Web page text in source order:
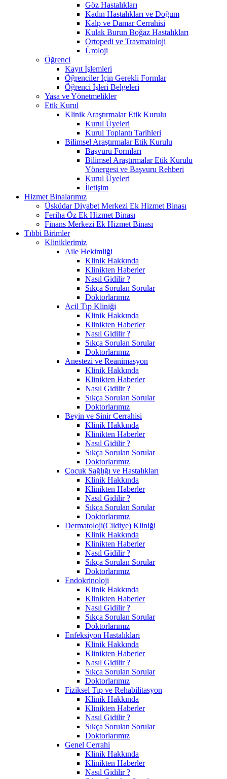
Göz Hastalıkları
Kadın Hastalıkları ve Doğum
Kalp ve Damar Cerrahisi
Kulak Burun Boğaz Hastalıkları
Ortopedi ve Travmatoloji
Üroloji
Öğrenci
Kayıt İşlemleri
Öğrenciler İçin Gerekli Formlar
Öğrenci İşleri Belgeleri
Yasa ve Yönetmelikler
Etik Kurul
Klinik Araştırmalar Etik Kurulu
Kurul Üyeleri
Kurul Toplantı Tarihleri
Bilimsel Araştırmalar Etik Kurulu
Başvuru Formları
Bilimsel Araştırmalar Etik Kurulu
Yönergesi ve Başvuru Rehberi
Kurul Üyeleri
İletişim
Hizmet Binalarımız
Üsküdar Diyabet Merkezi Ek Hizmet Binası
Feriha Öz Ek Hizmet Binası
Finans Merkezi Ek Hizmet Binası
Tıbbi Birimler
Kliniklerimiz
Aile Hekimliği
Klinik Hakkında
Klinikten Haberler
Nasıl Gidilir ?
Sıkça Sorulan Sorular
Doktorlarımız
Acil Tıp Kliniği
Klinik Hakkında
Klinikten Haberler
Nasıl Gidilir ?
Sıkça Sorulan Sorular
Doktorlarımız
Anestezi ve Reanimasyon
Klinik Hakkında
Klinikten Haberler
Nasıl Gidilir ?
Sıkça Sorulan Sorular
Doktorlarımız
Beyin ve Sinir Cerrahisi
Klinik Hakkında
Klinikten Haberler
Nasıl Gidilir ?
Sıkça Sorulan Sorular
Doktorlarımız
Çocuk Sağlığı ve Hastalıkları
Klinik Hakkında
Klinikten Haberler
Nasıl Gidilir ?
Sıkça Sorulan Sorular
Doktorlarımız
Dermatoloji(Cildiye) Kliniği
Klinik Hakkında
Klinikten Haberler
Nasıl Gidilir ?
Sıkça Sorulan Sorular
Doktorlarımız
Endokrinoloji
Klinik Hakkında
Klinikten Haberler
Nasıl Gidilir ?
Sıkça Sorulan Sorular
Doktorlarımız
Enfeksiyon Hastalıkları
Klinik Hakkında
Klinikten Haberler
Nasıl Gidilir ?
Sıkça Sorulan Sorular
Doktorlarımız
Fiziksel Tıp ve Rehabilitasyon
Klinik Hakkında
Klinikten Haberler
Nasıl Gidilir ?
Sıkça Sorulan Sorular
Doktorlarımız
Genel Cerrahi
Klinik Hakkında
Klinikten Haberler
Nasıl Gidilir ?